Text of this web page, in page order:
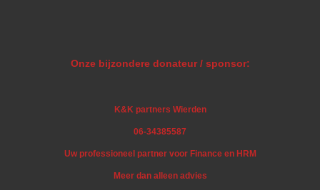
Onze bijzondere donateur / sponsor:
K&K partners Wierden
06-34385587
Uw professioneel partner voor Finance en HRM
Meer dan alleen advies